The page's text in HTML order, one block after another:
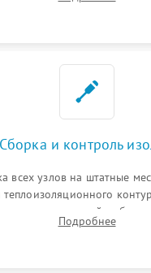
реле, восстановление
и контроль
всех узлов на штатные
теплоизоляционного
перегрев кухонной мебели
фиксация клемм и сборка
Подробнее